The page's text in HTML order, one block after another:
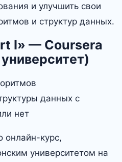
и улучшить свои
и структур данных.
I» — Coursera
онлайн-курс,
университетом на